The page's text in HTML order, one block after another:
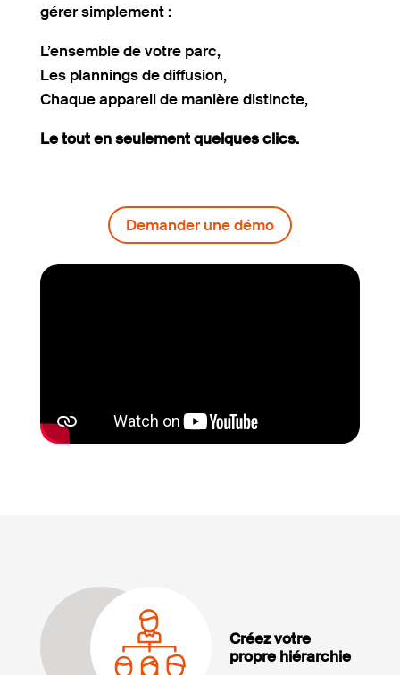
gérer simplement :
L’ensemble de votre parc,
Les plannings de diffusion,
Chaque appareil de manière distincte,
Le tout en seulement quelques clics.
Demander une démo
Créez votre
propre hiérarchie